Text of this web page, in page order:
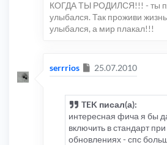
КОГДА ТЫ РОДИЛСЯ!!! - ты
улыбался. Так проживи
улыбался, а мир плакал!!!
serrrios Сообщение
25.07.2010
TEK писал(а):
интересная фича я бы
включить в стандарт
обновлениях - спс